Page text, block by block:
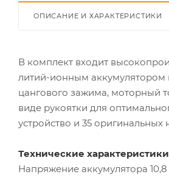
ОПИСАНИЕ И ХАРАКТЕРИСТИКИ
В комплект входит
литий-ионным аккумулятором
цангового зажима, моторный
виде рукоятки для
устройство и 35
Технические характеристики
Напряжение аккумулятора